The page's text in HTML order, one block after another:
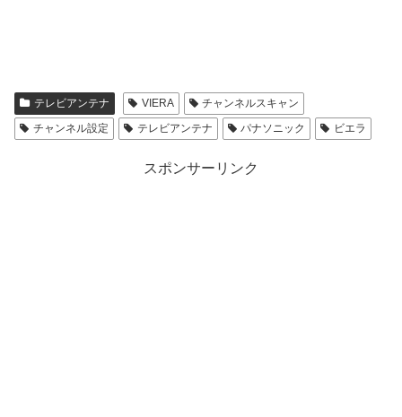
テレビアンテナ VIERA
チャンネルスキャン
チャンネル設定
テレビアンテナ パナソニック ビエラ
スポンサーリンク